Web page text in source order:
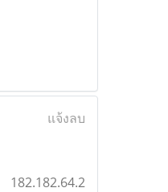
แจ้งลบ
182.182.64.2